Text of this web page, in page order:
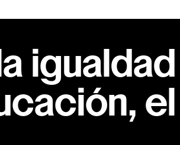
igualdad
el